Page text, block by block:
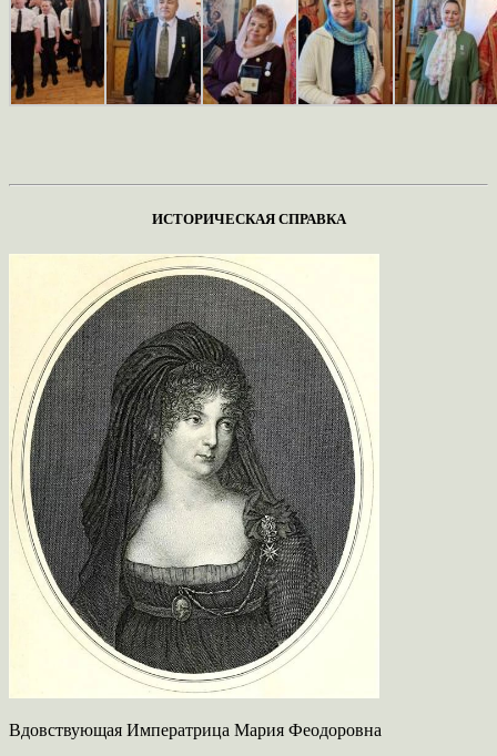
ИСТОРИЧЕСКАЯ СПРАВКА
Вдовствующая Императрица Мария Феодоровна